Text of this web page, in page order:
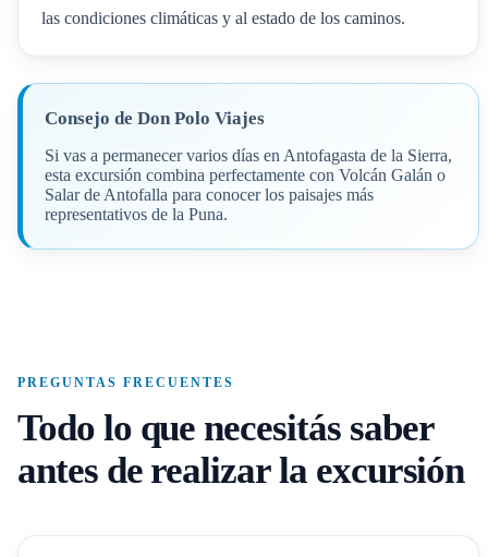
las condiciones climáticas y al estado de los caminos.
Consejo de Don Polo Viajes
Si vas a permanecer varios días en Antofagasta de la Sierra,
esta excursión combina perfectamente con Volcán Galán o
Salar de Antofalla para conocer los paisajes más
representativos de la Puna.
PREGUNTAS FRECUENTES
Todo lo que necesitás saber
antes de realizar la excursión